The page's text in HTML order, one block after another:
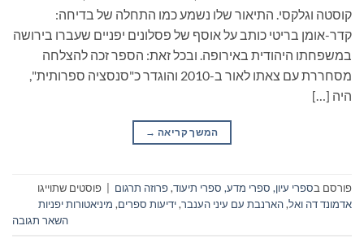
קוסטה וגלקסי. התיאור שלו נשמע כמו התחלה של בדיחה:
קדר-אומן בריטי כותב על אוסף של פסלונים יפניים שעברו בירושה
במשפחתו היהודית באירופה. ובכל זאת: הספר זכה להצלחה
מסחררת עם צאתו לאור ב-2010 והוגדר כ"סנסציה ספרותית",
היה […]
המשך קריאה →
פורסם בספרי עיון, ספרי מדע, ספרי תיעוד,פרוזה תרגום
פוסטים שתוייגו
אדמונד דה ואל,הארנבת עם עיני הענבר,ידיעות ספרים, מיניאטורות יפניות
השאר תגובה